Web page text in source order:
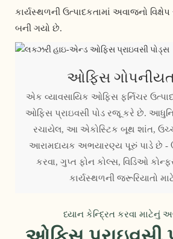
કાર્યસ્થળની ઉત્પાદકતામાં અવાજનો
બની ગયો છે.
ઓફિસ
એક વ્યાવસાયિક ઓફિસ ફર્નિચર
ઓફિસ પ્રાઇવસી પોડ રજૂ કરે છે.
રચાયેલ, આ એકોસ્ટિક બૂથ શાંત,
આરામદાયક અભયારણ્ય પૂરું પાડે છે -
કરવા, ગુપ્ત ફોન કોલ્સ, વિડિઓ
કાર્યસ્થળની જરૂરિયાતો
ધ્યાન કેન્દ્રિત કરવા માટેનું